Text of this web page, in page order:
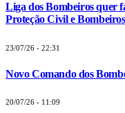
Liga dos Bombeiros quer
Proteção Civil e Bombeiros
23/07/26 - 22:31
Novo Comando dos
20/07/26 - 11:09